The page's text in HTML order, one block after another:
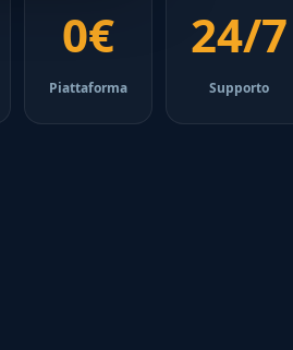
0€
Piattaforma
24/7
Supporto